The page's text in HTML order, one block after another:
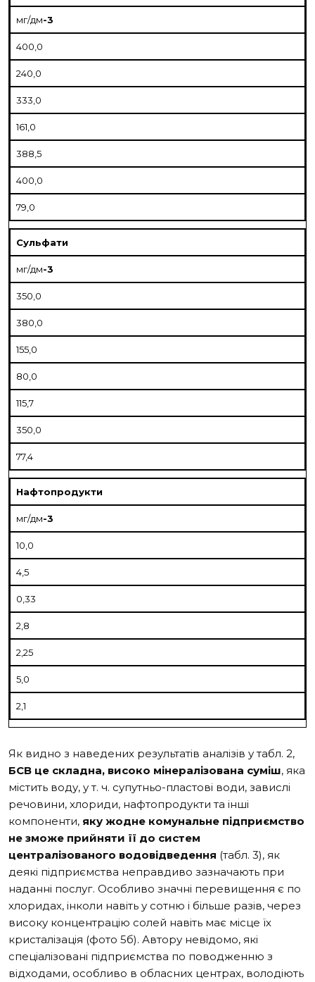
мг/дм-3
400,0
240,0
333,0
161,0
388,5
400,0
79,0
Сульфати
мг/дм-3
350,0
380,0
155,0
80,0
115,7
350,0
77,4
Нафтопродукти
мг/дм-3
10,0
4,5
0,33
2,8
2,25
5,0
2,1
Як видно з наведених результатів аналізів утабл. 2,
БСВ це складна, високо мінералізована суміш, яка
містить воду, у т. ч. супутньо-пластові води, завислі
речовини, хлориди, нафтопродукти та інші
компоненти, яку жодне комунальне підприємство
не зможе прийняти її до систем
централізованого водовідведення (табл. 3), як
деякі підприємства неправдиво зазначають при
наданні послуг. Особливо значні перевищення є по
хлоридах, інколи навіть у сотню і більше разів, через
високу концентрацію солей навіть має місце їх
кристалізація (фото 5б). Автору невідомо, які
спеціалізовані підприємства по поводженню з
відходами, особливо в обласних центрах, володіють